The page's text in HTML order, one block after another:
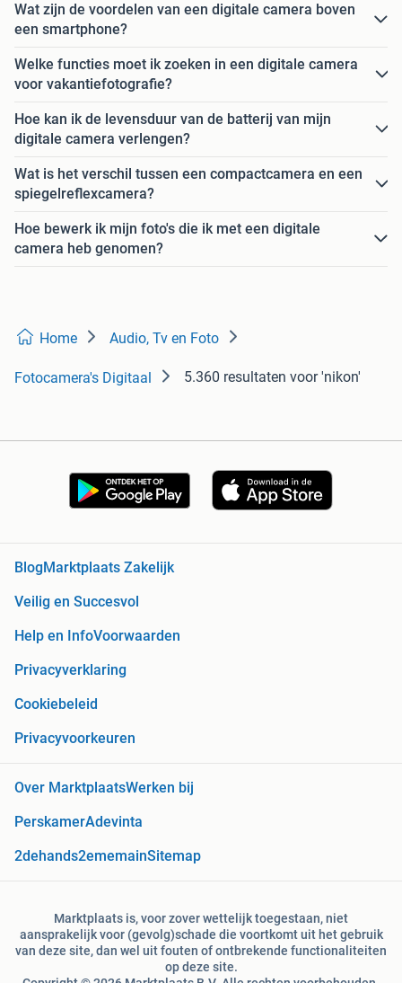
Wat zijn de voordelen van een digitale camera boven
een smartphone?
Welke functies moet ik zoeken in een digitale camera
voor vakantiefotografie?
Hoe kan ik de levensduur van de batterij van mijn
digitale camera verlengen?
Wat is het verschil tussen een compactcamera en een
spiegelreflexcamera?
Hoe bewerk ik mijn foto's die ik met een digitale
camera heb genomen?
Home Audio, Tv en Foto
Fotocamera's Digitaal 5.360 resultaten voor 'nikon'
BlogMarktplaats Zakelijk
Veilig en Succesvol
Help en InfoVoorwaarden
Privacyverklaring
Cookiebeleid
Privacyvoorkeuren
Over MarktplaatsWerken bij
PerskamerAdevinta
2dehands2ememainSitemap
Marktplaats is, voor zover wettelijk toegestaan, niet
aansprakelijk voor (gevolg)schade die voortkomt uit het gebruik
van deze site, dan wel uit fouten of ontbrekende functionaliteiten
op deze site.